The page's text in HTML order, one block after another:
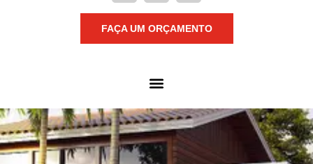
FAÇA UM ORÇAMENTO